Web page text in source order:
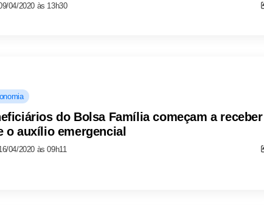
04/2020 às 13h30
do Bolsa Família começam a receber
o auxílio emergencial
04/2020 às 09h11